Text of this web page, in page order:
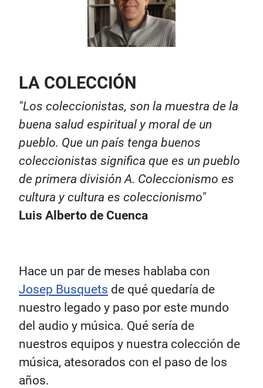
LA COLECCIÓN
"Los coleccionistas, son la muestra de la
buena salud espiritual y moral de un
pueblo. Que un país tenga buenos
coleccionistas significa que es un pueblo
de primera división A. Coleccionismo es
cultura y cultura es coleccionismo"
Luis Alberto de Cuenca
Hace un par de meses hablaba con
Josep Busquets de qué quedaría de
nuestro legado y paso por este mundo
del audio y música. Qué sería de
nuestros equipos y nuestra colección de
música, atesorados con el paso de los
años.